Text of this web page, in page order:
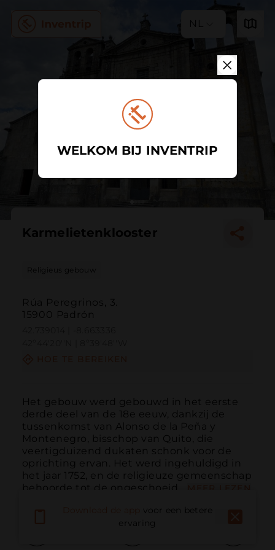
NL
Karmelietenklooster
Religieus gebouw
Rúa Peregrinos, 3.
15900 Padrón
Het gebouw werd gebouwd in het eerste
derde deel van de 18e eeuw, dankzij de
tussenkomst van Alonso de la Peña y
Montenegro, bisschop van Quito, die
veertigduizend dukaten schonk voor de
oprichting ervan. Het werd ingehuldigd in
het jaar 1752, en de religieuze gemeenschap
behoorde tot de ongeschoeid...
voor een betere
ervaring
WELKOM BIJ INVENTRIP